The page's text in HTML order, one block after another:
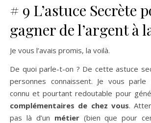
# 9 L’astuce Secrète
gagner de l’argent à
Je vous l’avais promis, la voilà.
De quoi parle-t-on ? De cette astuce
personnes connaissent. Je vous parle
connu et pourtant redoutable pour
complémentaires de chez vous.
pas là d’un métier(bien que pour